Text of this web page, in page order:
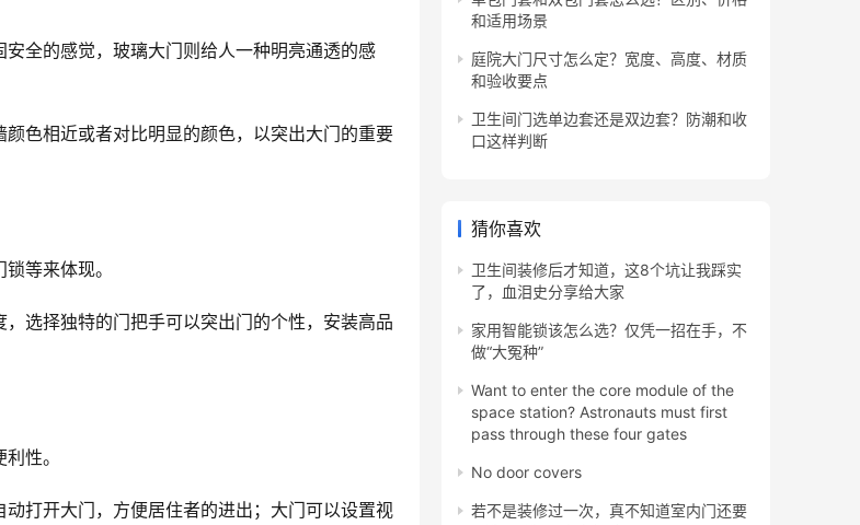
全的感觉，玻璃大门则给人一种明亮通透的感
色相近或者对比明显的颜色，以突出大门的重要
等来体现。
选择独特的门把手可以突出门的个性，安装高品
性。
打开大门，方便居住者的进出；大门可以设置视
和适用场景
庭院大门尺寸怎么定？宽度、高度、材质
和验收要点
卫生间门选单边套还是双边套？防潮和收
口这样判断
猜你喜欢
卫生间装修后才知道，这8个坑让我踩实
了，血泪史分享给大家
家用智能锁该怎么选？仅凭一招在手，不
做“大冤种”
Want to enter the core module of the
space station? Astronauts must first
pass through these four gates
No door covers
若不是装修过一次，真不知道室内门还要